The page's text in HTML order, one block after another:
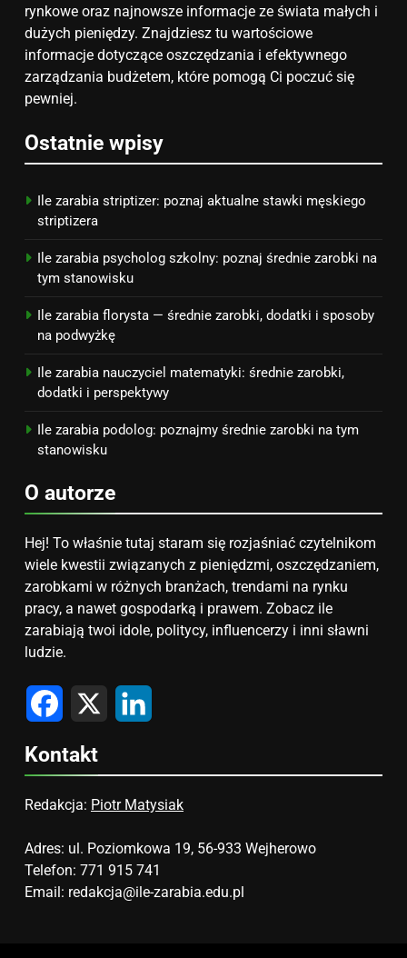
7
Jak przygotować się finansowo
na narodziny dziecka: ile to
kosztuje i jak zaplanować
PORADY
Netflix tagger — czym jest,
PRACA
rynkowe oraz najnowsze informacje ze świata małych i
dużych pieniędzy. Znajdziesz tu wartościowe
informacje dotyczące oszczędzania i efektywnego
zarządzania budżetem, które pomogą Ci poczuć się
pewniej.
Ostatnie wpisy
Ile zarabia striptizer: poznaj aktualne stawki męskiego
striptizera
Ile zarabia psycholog szkolny: poznaj średnie zarobki na
tym stanowisku
Ile zarabia florysta — średnie zarobki, dodatki i sposoby
na podwyżkę
Ile zarabia nauczyciel matematyki: średnie zarobki,
dodatki i perspektywy
Ile zarabia podolog: poznajmy średnie zarobki na tym
stanowisku
O autorze
Hej! To właśnie tutaj staram się rozjaśniać czytelnikom
wiele kwestii związanych z pieniędzmi, oszczędzaniem,
zarobkami w różnych branżach, trendami na rynku
pracy, a nawet gospodarką i prawem. Zobacz ile
zarabiają twoi idole, politycy, influencerzy i inni sławni
ludzie.
Facebook
X
Kontakt
Redakcja: Piotr Matysiak
Adres: ul. Poziomkowa 19, 56-933 Wejherowo
Telefon: 771 915 741
Email: redakcja@ile-zarabia.edu.pl